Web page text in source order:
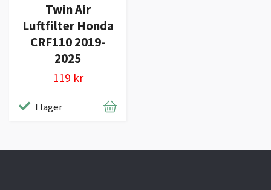
Twin Air
Luftfilter Honda
CRF110 2019-
2025
119 kr
I lager